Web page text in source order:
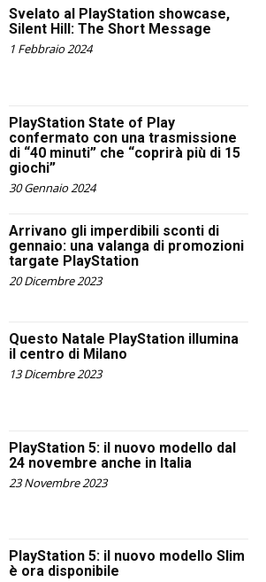
Svelato al PlayStation showcase,
Silent Hill: The Short Message
1 Febbraio 2024
PlayStation State of Play
confermato con una trasmissione
di “40 minuti” che “coprirà più di 15
giochi”
30 Gennaio 2024
Arrivano gli imperdibili sconti di
gennaio: una valanga di promozioni
targate PlayStation
20 Dicembre 2023
Questo Natale PlayStation illumina
il centro di Milano
13 Dicembre 2023
PlayStation 5: il nuovo modello dal
24 novembre anche in Italia
23 Novembre 2023
PlayStation 5: il nuovo modello Slim
è ora disponibile